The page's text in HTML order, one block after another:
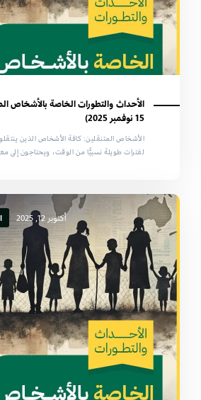
15 نوفمبر 2025)
الأشخاص المتنقلين: كافة الأشخاص الذين
لفترات طويلة نسبيًّا من الوقت، ويحتاجون إلى
أكتوبر 12, 2025